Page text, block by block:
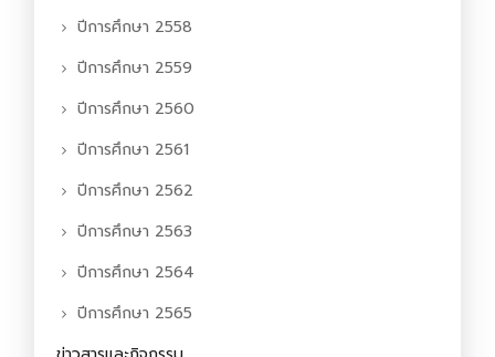
ปีการศึกษา 2558
ปีการศึกษา 2559
ปีการศึกษา 2560
ปีการศึกษา 2561
ปีการศึกษา 2562
ปีการศึกษา 2563
ปีการศึกษา 2564
ปีการศึกษา 2565